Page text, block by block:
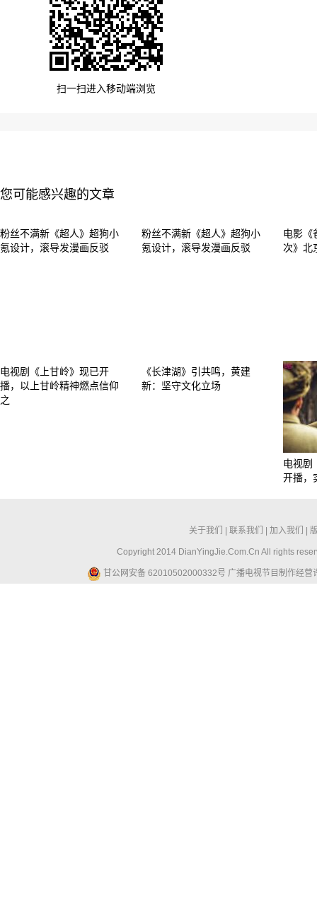
扫一扫进入移动端浏览
您可能感兴趣的文章
粉丝不满新《超人》超狗小
氪设计，滚导发漫画反驳
粉丝不满新《超人》超狗小
氪设计，滚导发漫画反驳
电影《
次》北
电视剧《上甘岭》现已开
播，以上甘岭精神燃点信仰
之
《长津湖》引共鸣，黄建
新：坚守文化立场
电视剧
开播，
关于我们 联系我们 加入我们
Copyright 2014 DianYingJie.Com.Cn All rights
甘公网安备 62010502000332号 广播电视节目制作经